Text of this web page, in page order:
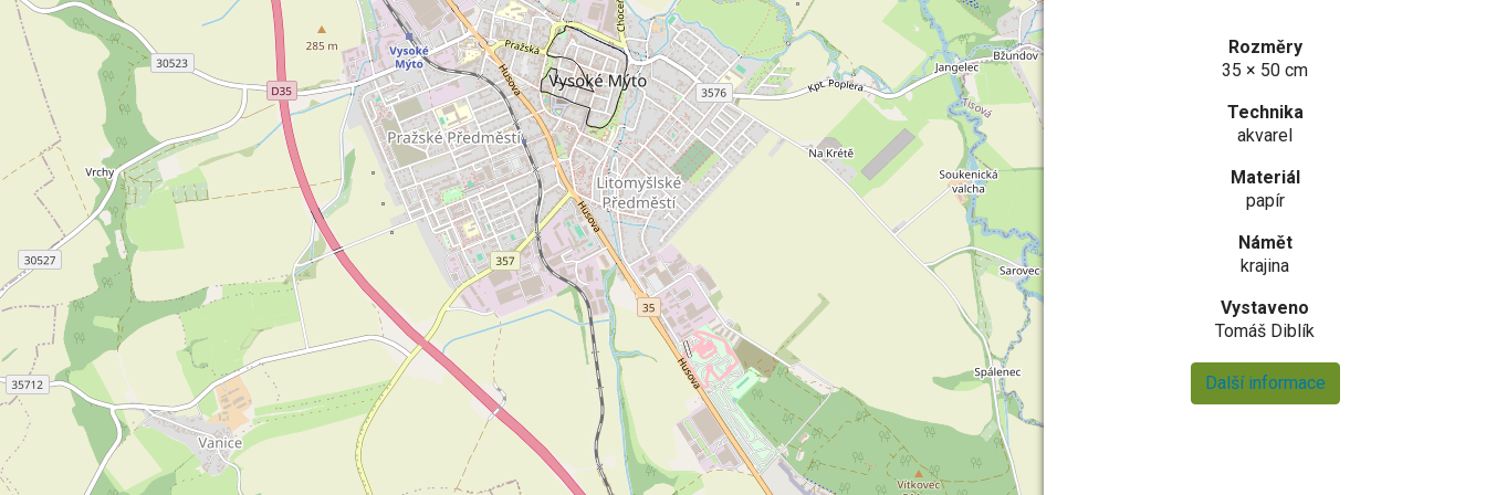
Rozměry
35 × 50 cm
Technika
akvarel
Materiál
papír
Námět
krajina
Vystaveno
Tomáš Diblík
Další informace